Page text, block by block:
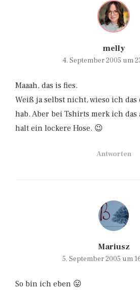
melly
4. September 2005 um
Maaah, das is fies.
Weiß ja selbst nicht, wieso ich das
hab. Aber bei Tshirts merk ich
halt ein lockere Hose. 😉
Antworten
Mariusz
5. September 2005 um
So bin ich eben 😛